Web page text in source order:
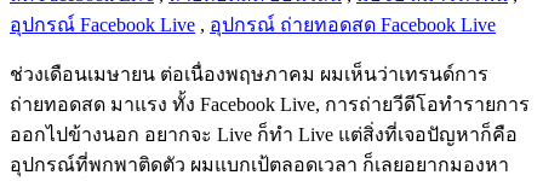
อุปกรณ์ Facebook Live , อุปกรณ์ ถ่ายทอดสด Facebook Live
ช่วงเดือนเมษายน ต่อเนื่องพฤษภาคม ผมเห็นว่าเทรนด์การ
ถ่ายทอดสด มาแรง ทั้ง Facebook Live, การถ่ายวีดีโอทำรายการ
ออกไปข้างนอก อยากจะ Live ก็ทำ Live แต่สิ่งที่เจอปัญหาก็คือ
อุปกรณ์ที่พกพาติดตัว ผมแบกเป้ตลอดเวลา ก็เลยอยากมองหา